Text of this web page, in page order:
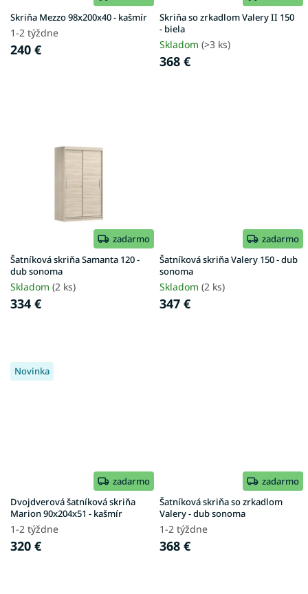
u
k
t
o
Skriňa Mezzo 98x200x40 - kašmír
1-2 týždne
240 €
Skriňa so zrkadlom Valery II 150
- biela
Skladom (>3 ks)
368 €
zadarmo
Šatníková skriňa Samanta 120 -
dub sonoma
Skladom (2 ks)
334 €
zadarmo
Šatníková skriňa Valery 150 - dub
sonoma
Skladom (2 ks)
347 €
Novinka
zadarmo
Dvojdverová šatníková skriňa
Marion 90x204x51 - kašmír
1-2 týždne
320 €
zadarmo
Šatníková skriňa so zrkadlom
Valery - dub sonoma
1-2 týždne
368 €